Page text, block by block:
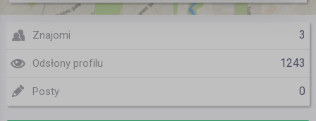
Znajomi 3
Odsłony profilu 1243
Posty 0